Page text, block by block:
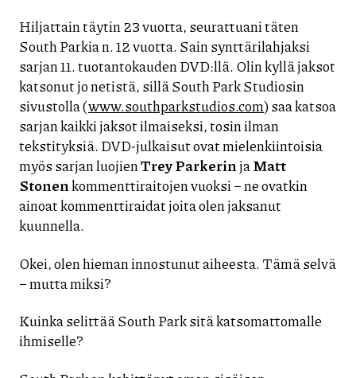
Hiljattain täytin 23 vuotta, seurattuani täten
South Parkia n. 12 vuotta. Sain synttärilahjaksi
sarjan 11. tuotantokauden DVD:llä. Olin kyllä jaksot
katsonut jo netistä, sillä South Park Studiosin
sivustolla (www.southparkstudios.com) saa katsoa
sarjan kaikki jaksot ilmaiseksi, tosin ilman
tekstityksiä. DVD-julkaisut ovat mielenkiintoisia
myös sarjan luojienTrey ParkerinjaMatt
Stonenkommenttiraitojen vuoksi – ne ovatkin
ainoat kommenttiraidat joita olen jaksanut
kuunnella.
Okei, olen hieman innostunut aiheesta. Tämä selvä
– mutta miksi?
Kuinka selittää South Park sitä katsomattomalle
ihmiselle?